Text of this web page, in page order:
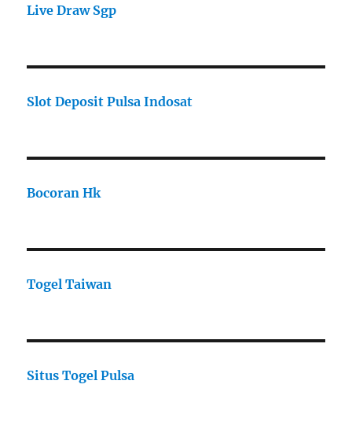
Live Draw Sgp
Slot Deposit Pulsa Indosat
Bocoran Hk
Togel Taiwan
Situs Togel Pulsa